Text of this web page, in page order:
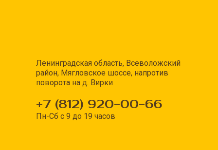
Ленинградская область, Всеволожский
район, Мягловское шоссе, напротив
поворота на д. Вирки
+7 (812) 920-00-66
Пн-Сб с 9 до 19 часов